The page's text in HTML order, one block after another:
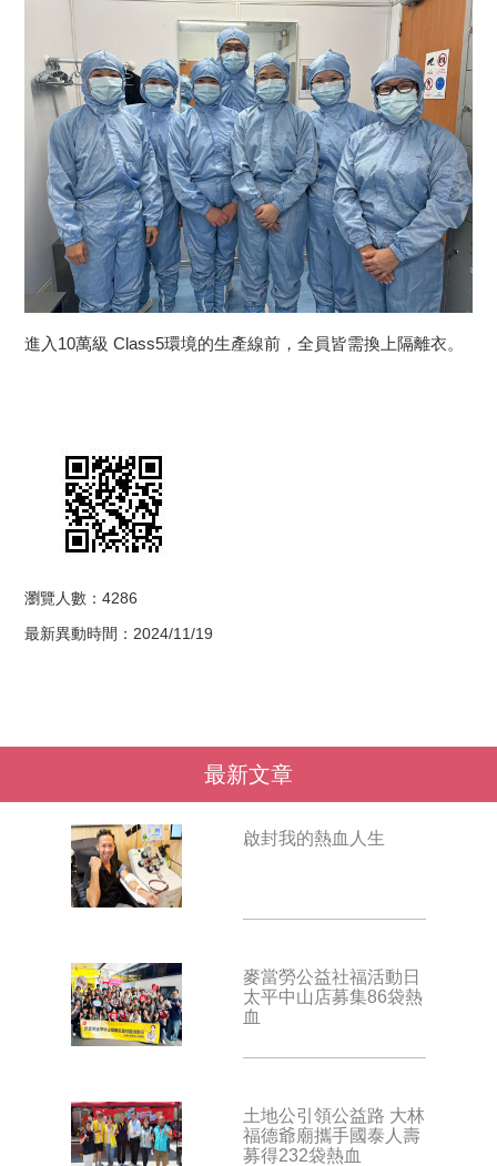
進入10萬級 Class5環境的生產線前，全員皆需換上隔離衣。
瀏覽人數：4286
最新異動時間：2024/11/19
最新文章
啟封我的熱血人生
麥當勞公益社福活動日
太平中山店募集86袋熱
血
土地公引領公益路 大林
福德爺廟攜手國泰人壽
募得232袋熱血